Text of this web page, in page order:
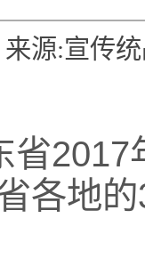
来源:宣传
省
各地